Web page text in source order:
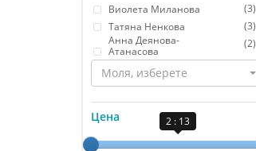
Виолета Миланова
(3)
Татяна Ненкова
(3)
Анна Деянова-
Атанасова
(2)
Моля, изберете
Цена 2 : 13